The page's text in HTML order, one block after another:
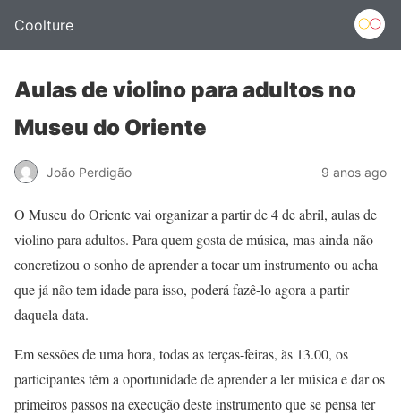
Coolture
Aulas de violino para adultos no
Museu do Oriente
João Perdigão 9 anos ago
O Museu do Oriente vai organizar a partir de 4 de abril, aulas de
violino para adultos. Para quem gosta de música, mas ainda não
concretizou o sonho de aprender a tocar um instrumento ou acha
que já não tem idade para isso, poderá fazê-lo agora a partir
daquela data.
Em sessões de uma hora, todas as terças-feiras, às 13.00, os
participantes têm a oportunidade de aprender a ler música e dar os
primeiros passos na execução deste instrumento que se pensa ter